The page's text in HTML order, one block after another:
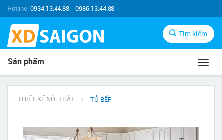
Hotline:0934.13.44.88 - 0986.13.44.88
Tìm kiếm
Sản phẩm
THIẾT KẾ NỘI THẤT TỦ BẾP